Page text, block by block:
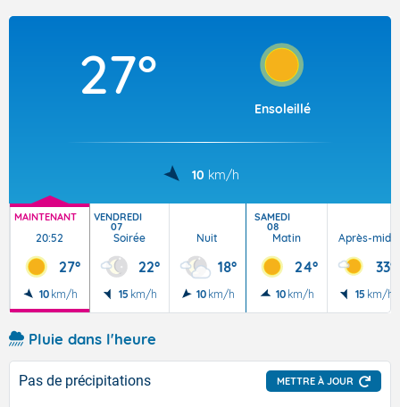
Articles
27°
Ensoleillé
10 km/h
MAINTENANT
20:52
27°
10 km/h
VENDREDI
07
Soirée
22°
15 km/h
Nuit
18°
10 km/h
SAMEDI
08
Matin
24°
10 km/h
Après-midi
33°
15 km/h
Pluie dans l'heure
Pas de précipitations METTRE À JOUR